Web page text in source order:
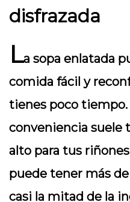
disfrazada
La sopa enlatada
comida fácil y
tienes poco tiempo.
conveniencia suele
alto para tus
puede tener más
casi la mitad de la